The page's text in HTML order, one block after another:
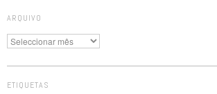
ARQUIVO
Arquivo
ETIQUETAS